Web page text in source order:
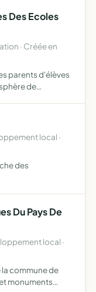
Des Ecoles
· Créée en
parents d'élèves
de
local ·
des
Du Pays De
local ·
commune de
monuments